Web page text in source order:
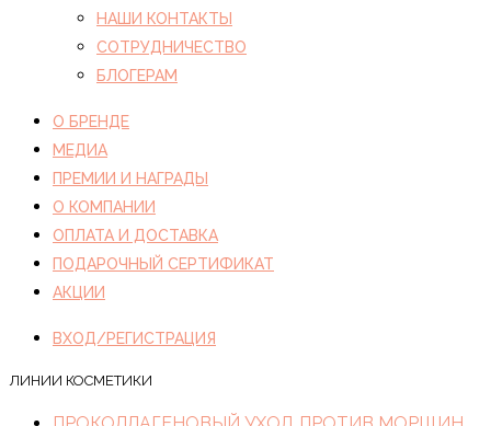
НАШИ КОНТАКТЫ
СОТРУДНИЧЕСТВО
БЛОГЕРАМ
О БРЕНДЕ
МЕДИА
ПРЕМИИ И НАГРАДЫ
О КОМПАНИИ
ОПЛАТА И ДОСТАВКА
ПОДАРОЧНЫЙ СЕРТИФИКАТ
АКЦИИ
ВХОД/РЕГИСТРАЦИЯ
ЛИНИИ КОСМЕТИКИ